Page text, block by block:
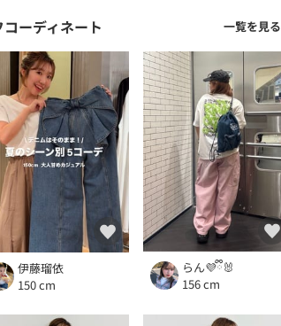
ーディネート 一覧を見る
伊藤瑠依
150 cm
らん💜ྀི🐰
156 cm